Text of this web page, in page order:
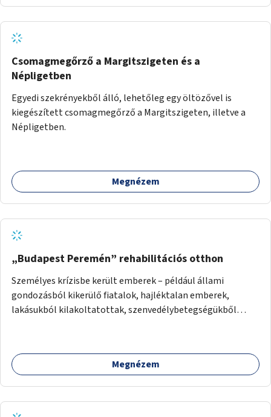
Csomagmegőrző a Margitszigeten és a
Népligetben
Egyedi szekrényekből álló, lehetőleg egy öltözővel is
kiegészített csomagmegőrző a Margitszigeten, illetve a
Népligetben.
Megnézem
„Budapest Peremén” rehabilitációs otthon
Személyes krízisbe került emberek – például állami
gondozásból kikerülő fiatalok, hajléktalan emberek,
lakásukból kilakoltatottak, szenvedélybetegségükből
civil/szakmai szervezeti háttérrel. A program a közvetlen
segítségen, biztonságnyújtáson kívül gazdálkodásba is
szemléletformálást is céljának tekinti.
Megnézem